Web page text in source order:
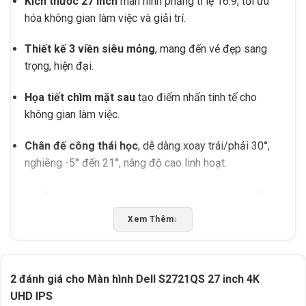
hóa không gian làm việc và giải trí.
Thiết kế 3 viền siêu mỏng, mang đến vẻ đẹp sang
trọng, hiện đại.
Họa tiết chìm mặt sau tạo điểm nhấn tinh tế cho
không gian làm việc.
Chân đế công thái học, dễ dàng xoay trái/phải 30°,
nghiêng -5° đến 21°, nâng độ cao linh hoạt.
Xem Thêm↓
2 đánh giá cho Màn hình Dell S2721QS 27 inch 4K
UHD IPS